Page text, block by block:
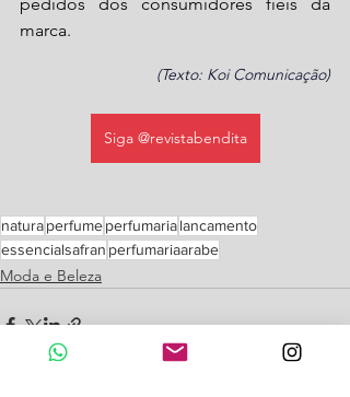
pedidos dos consumidores fieis da
marca.
(Texto: Koi Comunicação)
Siga @revistabendita
naturaperfumeperfumarialancamento
essencialsafran perfumariaarabe
Moda e Beleza